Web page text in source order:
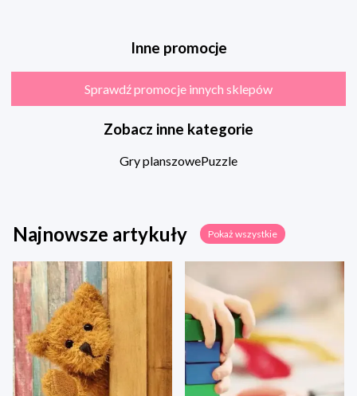
Inne promocje
Sprawdź promocje innych sklepów
Zobacz inne kategorie
Gry planszowePuzzle
Najnowsze artykuły Pokaż wszystkie